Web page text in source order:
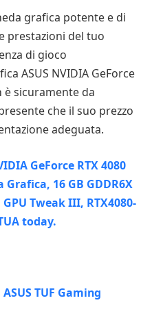
grafica potente e di
prestazioni del tuo
di gioco
ASUS NVIDIA GeForce
è sicuramente da
che il suo prezzo
adeguata.
TUF Gaming